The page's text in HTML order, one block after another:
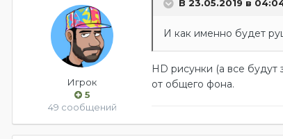
Игрок
5
49 сообщений
В 23.05.2019 в
И как именно будет
HD рисунки (а все будут
от общего фона.